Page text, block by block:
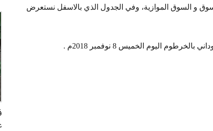
و السوق الموازية، وفي الجدول الذي بالاسفل نستعرض
اليوم الخميس 8 نوفمبر 2018م .